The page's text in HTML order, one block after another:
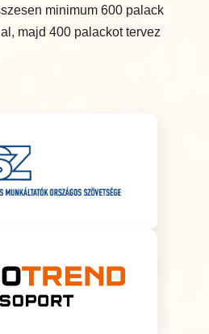
minimum 600 palack
majd 400 palackot tervez